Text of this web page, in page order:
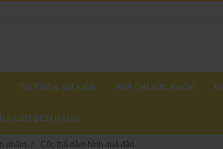
phẩm / Cốc thủ dâm hình quả đào
TIN TỨC & SỰ KIỆN TẠP CHÍ SỨC KHỎE
CỨU ĐƠN HÀNG